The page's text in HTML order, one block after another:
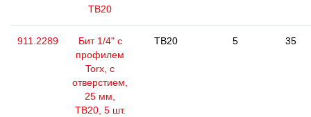
ТВ20
911.2289
Бит 1/4" с
профилем
Torx, с
отверстием,
25 мм,
ТВ20, 5 шт.
TB20 5 35